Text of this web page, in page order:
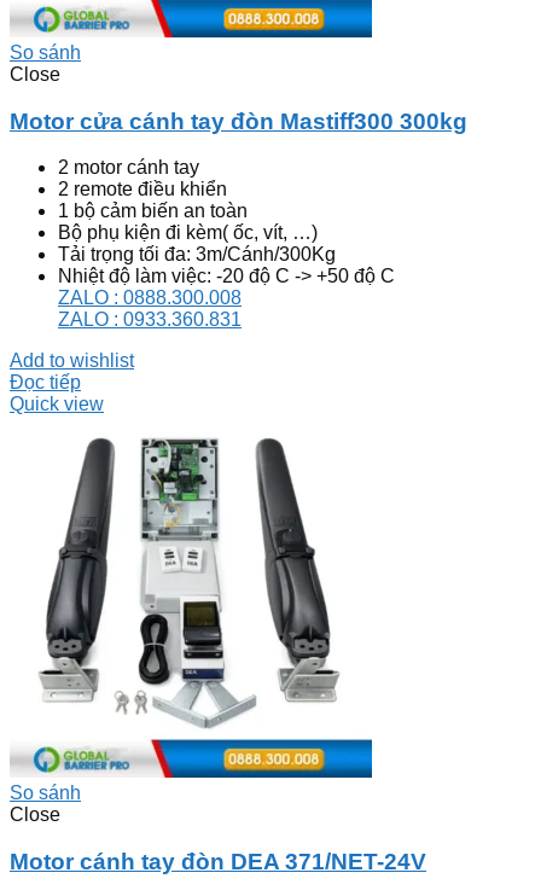
So sánh
Close
Motor cửa cánh tay đòn Mastiff300 300kg
2 motor cánh tay
2 remote điều khiển
1 bộ cảm biến an toàn
Bộ phụ kiện đi kèm( ốc, vít, …)
Tải trọng tối đa: 3m/Cánh/300Kg
Nhiệt độ làm việc: -20 độ C -> +50 độ C
ZALO : 0888.300.008
ZALO : 0933.360.831
Add to wishlist
Đọc tiếp
Quick view
So sánh
Close
Motor cánh tay đòn DEA 371/NET-24V